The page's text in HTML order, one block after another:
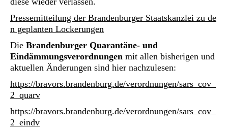
Pressemitteilung der Brandenburger Staatskanzlei zu de
n geplanten Lockerungen
Die Brandenburger Quarantäne- und
Eindämmungsverordnungen mit allen bisherigen und
aktuellen Änderungen sind hier nachzulesen:
https://bravors.brandenburg.de/verordnungen/sars_cov_
2_quarv
https://bravors.brandenburg.de/verordnungen/sars_cov_
2_eindv